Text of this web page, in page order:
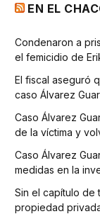
EN EL
Condenaron a
el femicidio de
El fiscal aseguró
caso Álvarez
Caso Álvarez
de la víctima y
Caso Álvarez
medidas en la
Sin el capítulo de
propiedad